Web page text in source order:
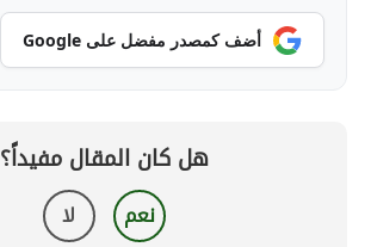
أضف كمصدر مفضل على Google
هل كان المقال مفيداً؟
نعم لا